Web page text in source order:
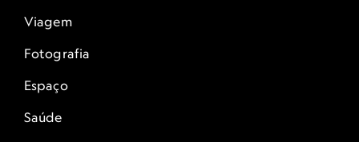
Viagem
Fotografia
Espaço
Saúde